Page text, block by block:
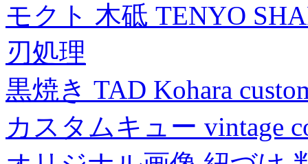
モクト 木砥 TENYO
刃処理
黒焼き TAD Kohara
カスタムキュー vintage